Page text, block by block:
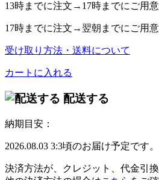
13時までに注文→ 17時までにご用意
17時までに注文→ 翌朝 までにご用意
受け取り方法・送料について
カートに入れる
配送する
納期目安：
2026.08.03 3:3頃のお届け予定です。
決済方法が、クレジット、代金引